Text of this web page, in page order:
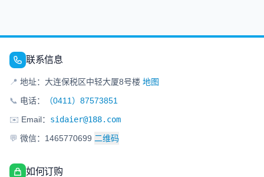
联系信息
📍 地址：大连保税区中轻大厦8号楼 地图
📞 电话：
（0411）87573851
✉️ Email： sidaier@188.com
💬 微信：1465770699 二维码
如何订购